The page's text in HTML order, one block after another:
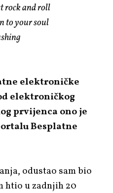
rock and roll
to your soul
elektroničke
elektroničkog
prvijenca ono je
Besplatne
odustao sam bio
htio u zadnjih 20